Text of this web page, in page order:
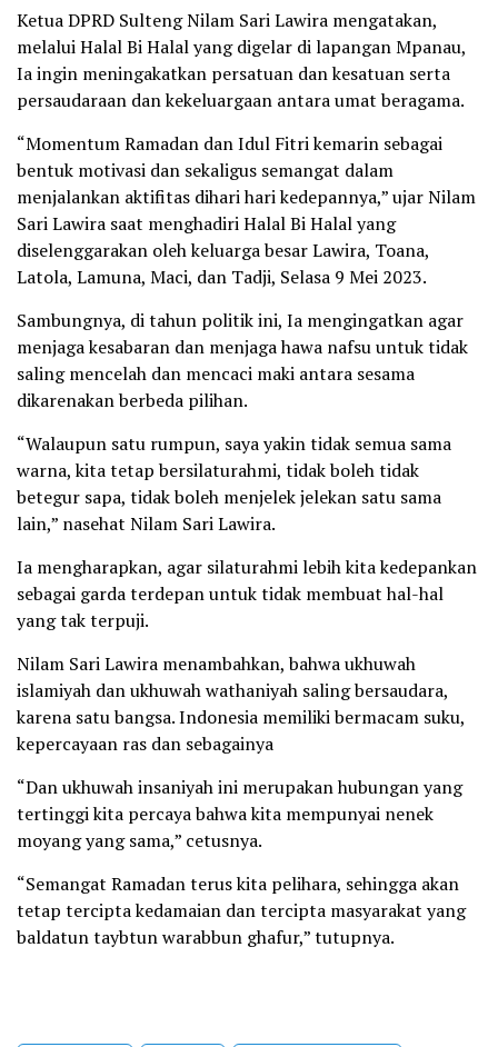
Ketua DPRD Sulteng Nilam Sari Lawira mengatakan,
melalui Halal Bi Halal yang digelar di lapangan Mpanau,
Ia ingin meningakatkan persatuan dan kesatuan serta
persaudaraan dan kekeluargaan antara umat beragama.
“Momentum Ramadan dan Idul Fitri kemarin sebagai
bentuk motivasi dan sekaligus semangat dalam
menjalankan aktifitas dihari hari kedepannya,” ujar Nilam
Sari Lawira saat menghadiri Halal Bi Halal yang
diselenggarakan oleh keluarga besar Lawira, Toana,
Latola, Lamuna, Maci, dan Tadji, Selasa 9 Mei 2023.
Sambungnya, di tahun politik ini, Ia mengingatkan agar
menjaga kesabaran dan menjaga hawa nafsu untuk tidak
saling mencelah dan mencaci maki antara sesama
dikarenakan berbeda pilihan.
“Walaupun satu rumpun, saya yakin tidak semua sama
warna, kita tetap bersilaturahmi, tidak boleh tidak
betegur sapa, tidak boleh menjelek jelekan satu sama
lain,” nasehat Nilam Sari Lawira.
Ia mengharapkan, agar silaturahmi lebih kita kedepankan
sebagai garda terdepan untuk tidak membuat hal-hal
yang tak terpuji.
Nilam Sari Lawira menambahkan, bahwa ukhuwah
islamiyah dan ukhuwah wathaniyah saling bersaudara,
karena satu bangsa. Indonesia memiliki bermacam suku,
kepercayaan ras dan sebagainya
“Dan ukhuwah insaniyah ini merupakan hubungan yang
tertinggi kita percaya bahwa kita mempunyai nenek
moyang yang sama,” cetusnya.
“Semangat Ramadan terus kita pelihara, sehingga akan
tetap tercipta kedamaian dan tercipta masyarakat yang
baldatun taybtun warabbun ghafur,” tutupnya.